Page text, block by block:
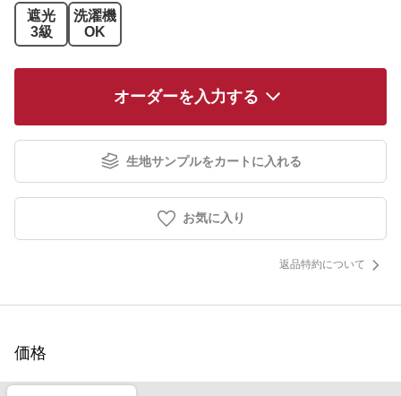
遮光
3級
洗濯機
OK
オーダーを入力する
生地サンプルをカートに入れる
お気に入り
返品特約について
価格